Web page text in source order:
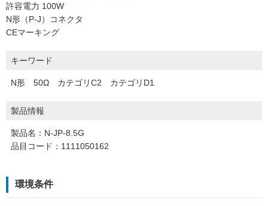
許容電力 100W
N形（P-J）コネクタ
CEマーキング
キーワード
N形 50Ω カテゴリC2 カテゴリD1
製品情報
製品名：N-JP-8.5G
品目コード：1111050162
環境条件